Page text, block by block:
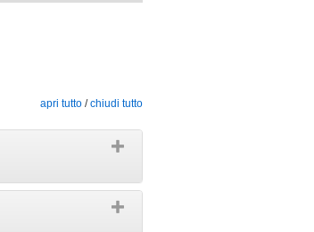
apri tutto /chiudi tutto